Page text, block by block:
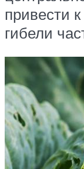
привести
гибели